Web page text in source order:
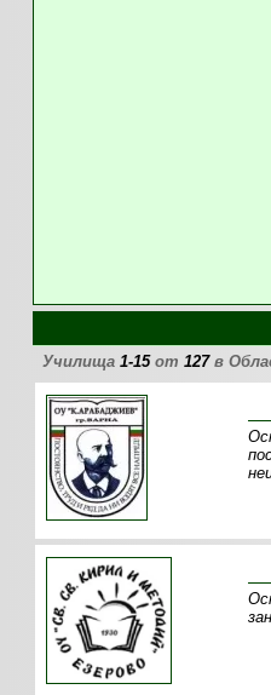
Училища1-15от127в